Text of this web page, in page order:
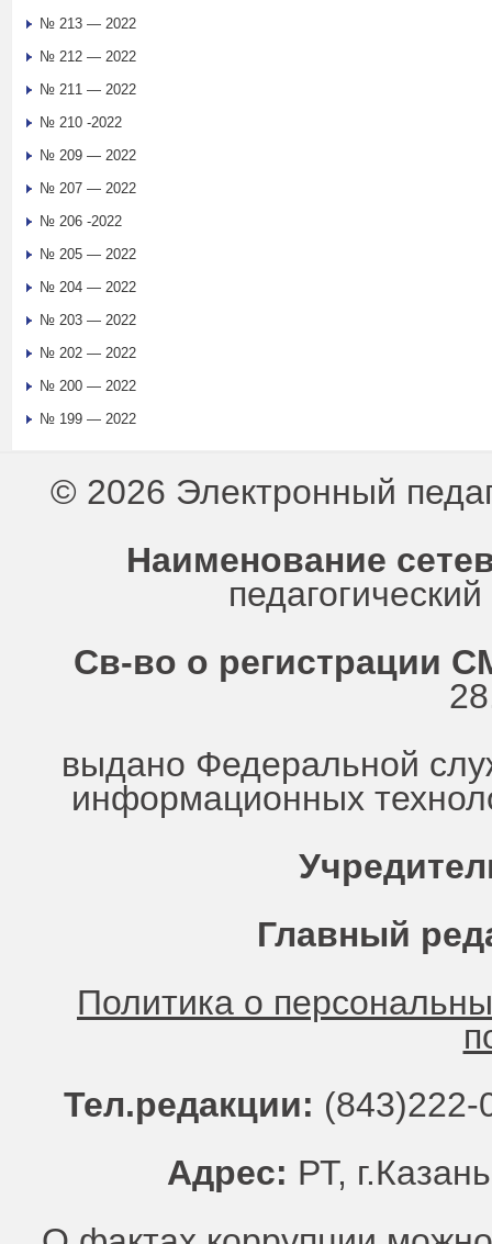
№ 213 — 2022
№ 212 — 2022
№ 211 — 2022
№ 210 -2022
№ 209 — 2022
№ 207 — 2022
№ 206 -2022
№ 205 — 2022
№ 204 — 2022
№ 203 — 2022
№ 202 — 2022
№ 200 — 2022
№ 199 — 2022
© 2026 Электронный
Наименование
Св-во о регистрации
выдано Федеральной
информационных
Главный
Политика о
Тел.редакции:
Адрес: РТ,